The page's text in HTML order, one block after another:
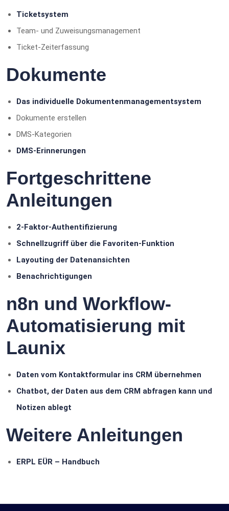
Ticketsystem
Team- und Zuweisungsmanagement
Ticket-Zeiterfassung
Dokumente
Das individuelle Dokumentenmanagementsystem
Dokumente erstellen
DMS-Kategorien
DMS-Erinnerungen
Fortgeschrittene
Anleitungen
2-Faktor-Authentifizierung
Schnellzugriff über die Favoriten-Funktion
Layouting der Datenansichten
Benachrichtigungen
n8n und Workflow-
Automatisierung mit
Launix
Daten vom Kontaktformular ins CRM übernehmen
Chatbot, der Daten aus dem CRM abfragen kann und
Notizen ablegt
Weitere Anleitungen
ERPL EÜR – Handbuch